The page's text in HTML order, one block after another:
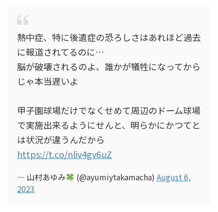
熱中症、特に後遺症の恐ろしさはあれほど過去
に報道されてるのに…
脳が破壊されるのよ、誰かが犠牲になってから
じゃ本当遅いよ
甲子園球場だけでなくせめて周辺のドーム球場
で実施出来るようにせんと、明らかにかつてと
は状況が違うんだから
https://t.co/nliv4gv6uZ
— 山村あゆみ (@ayumiytakamacha)August 6,
2023